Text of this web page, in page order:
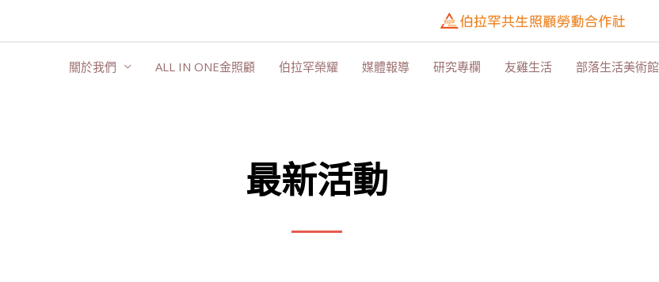
關於我們 ALL IN ONE金照顧 伯拉罕榮耀 媒體報導 研究專欄 友雞生活 部落生活美術館
最新活動